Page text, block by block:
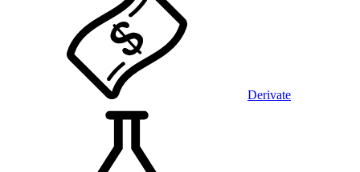
Derivate